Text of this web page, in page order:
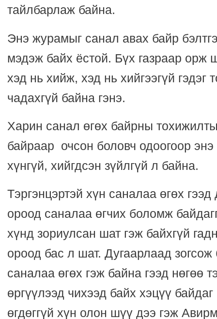
тайлбарлаж байна.
Энэ журамыг санал авах байр
мэдэж байх ёстой. Бүх газраар орж
хэд нь хийж, хэд нь хийгээгүй гэдэг
чадахгүй байна гэнэ.
Харин санал өгөх байрны
байраар очсон боловч одоогоор
хүнгүй, хийгдсэн зүйлгүй л байна.
Тэргэнцэртэй хүн саналаа өгөх
ороод саналаа өгчих боломж
хүнд зориулсан шат гэж байхгүй
ороод бас л шат. Дугаарлаад
саналаа өгөх гэж байна гээд нөгөө
өргүүлээд чихээд байх хэцүү
өгдөггүй хүн олон шүү дээ гэж